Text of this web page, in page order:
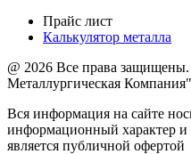
Прайс лист
Калькулятор металла
@ 2026 Все права
Металлургическая
Вся информация на сайте
информационный характер и
является публичной офертой